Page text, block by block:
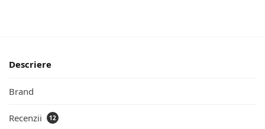
Descriere
Brand
Recenzii 12